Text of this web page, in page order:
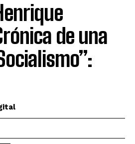
de una